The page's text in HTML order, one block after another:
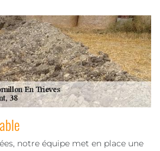
notre équipe met en place une